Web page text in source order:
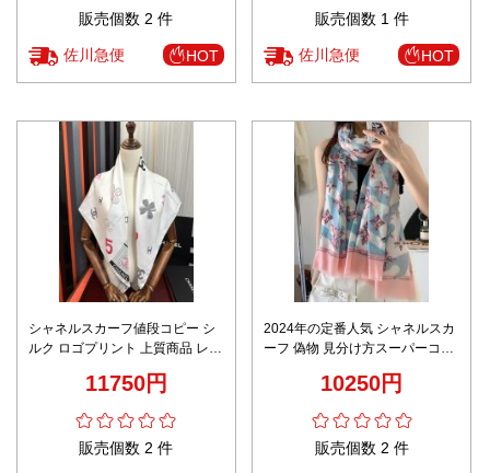
販売個数 2 件
佐川急便 HOT
販売個数 1 件
佐川急便 HOT
シャネルスカーフ値段コピー シ
ルク ロゴプリント 上質商品 レデ
11750円
販売個数 2 件
2024年の定番人気 シャネルスカ
ーフ 偽物 見分け方スーパーコピ
て暖かい 無地 ブルー
10250円
販売個数 2 件